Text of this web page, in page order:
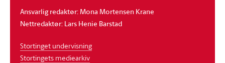
Ansvarlig redaktør: Mona Mortensen Krane
Nettredaktør: Lars Henie Barstad
Stortinget undervisning
Stortingets mediearkiv